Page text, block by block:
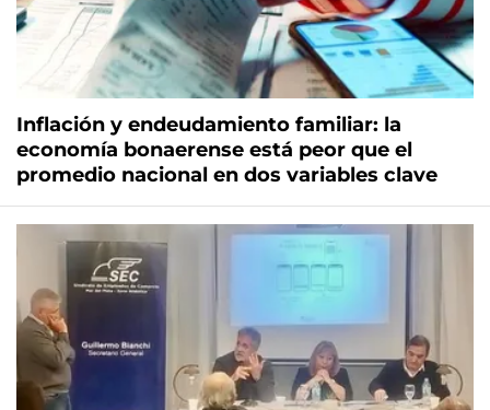
Inflación y endeudamiento familiar: la
economía bonaerense está peor que el
promedio nacional en dos variables clave